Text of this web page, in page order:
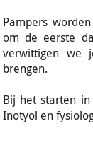
Pampers
om de eerste
verwittigen we
brengen.
Bij het starten
Inotyol en